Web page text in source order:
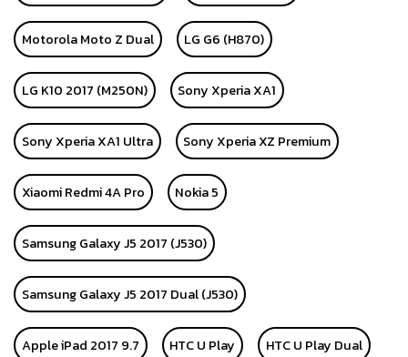
Motorola Moto Z Dual LG G6 (H870)
LG K10 2017 (M250N) Sony Xperia XA1
Sony Xperia XA1 Ultra Sony Xperia XZ Premium
Xiaomi Redmi 4A Pro Nokia 5
Samsung Galaxy J5 2017 (J530)
Samsung Galaxy J5 2017 Dual (J530)
Apple iPad 2017 9.7 HTC U Play HTC U Play Dual